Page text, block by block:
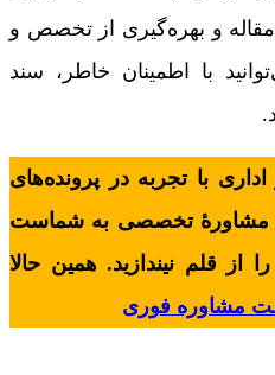
مقاله و بهره‌گیری از تخصص و
با اطمینان خاطر، سند
با تجربه در پرونده‌های
مشاورۀ تخصصی به شماست
از قلم نیندازید. همین حالا
مشاوره فوری